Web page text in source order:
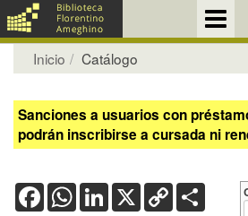
Inicio Catálogo
Sanciones a usuarios con
podrán inscribirse a cursada ni
FacebookWhatsApp
LinkedIn
X Copy
Link